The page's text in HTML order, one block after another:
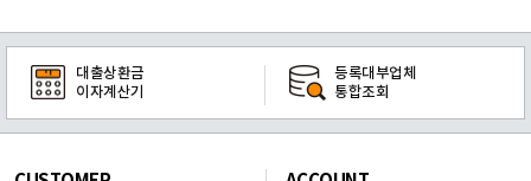
대출상환금
이자계산기
등록대부업체
통합조회